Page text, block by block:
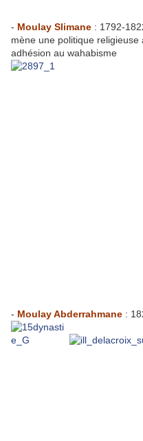
- Moulay Slimane : 1792-
mène une politique
adhésion au wahabisme
- Moulay Abderrahmane :